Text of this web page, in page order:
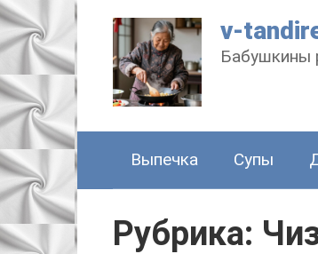
Перейти
к
контенту
v-
Бабушкины
Выпечка Супы
Рубрика: